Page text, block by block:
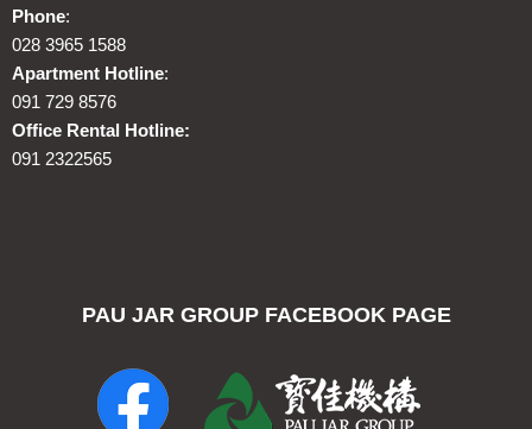
Phone:
028 3965 1588
Apartment Hotline:
091 729 8576
Office Rental Hotline:
091 2322565
PAU JAR GROUP FACEBOOK PAGE